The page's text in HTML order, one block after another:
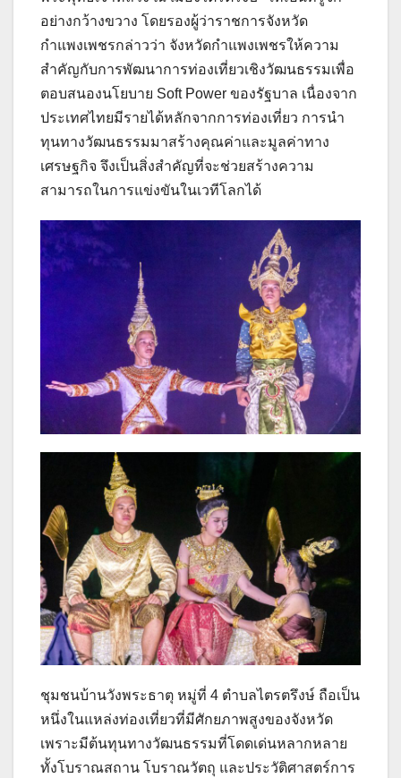
อย่างกว้างขวาง โดยรองผู้ว่าราชการจังหวัด
กำแพงเพชรกล่าวว่า จังหวัดกำแพงเพชรให้ความ
สำคัญกับการพัฒนาการท่องเที่ยวเชิงวัฒนธรรมเพื่อ
ตอบสนองนโยบาย Soft Power ของรัฐบาล เนื่องจาก
ประเทศไทยมีรายได้หลักจากการท่องเที่ยว การนำ
ทุนทางวัฒนธรรมมาสร้างคุณค่าและมูลค่าทาง
เศรษฐกิจ จึงเป็นสิ่งสำคัญที่จะช่วยสร้างความ
สามารถในการแข่งขันในเวทีโลกได้
ชุมชนบ้านวังพระธาตุ หมู่ที่ 4 ตำบลไตรตรึงษ์ ถือเป็น
หนึ่งในแหล่งท่องเที่ยวที่มีศักยภาพสูงของจังหวัด
เพราะมีต้นทุนทางวัฒนธรรมที่โดดเด่นหลากหลาย
ทั้งโบราณสถาน โบราณวัตถุ และประวัติศาสตร์การ